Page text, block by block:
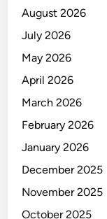
August 2026
July 2026
May 2026
April 2026
March 2026
February 2026
January 2026
December 2025
November 2025
October 2025